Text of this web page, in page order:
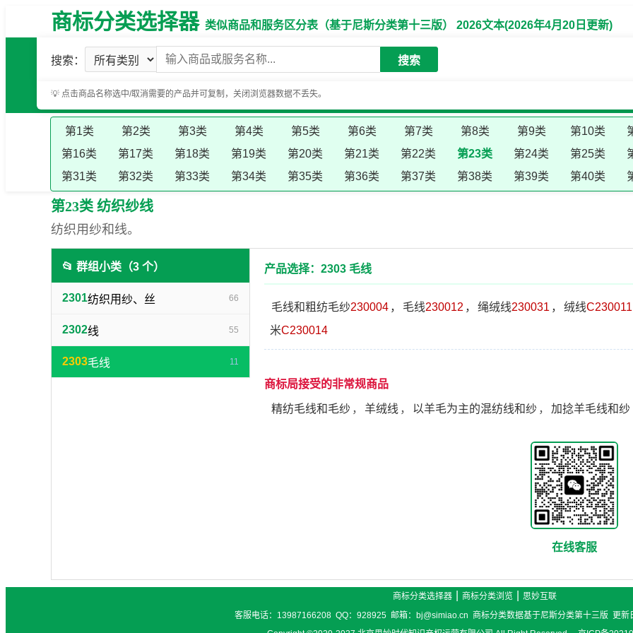
商标分类选择器类似商品和服务区分表（基于尼斯分类第十三版） 2026文本(2026年4月20日更新)
搜索： 搜索
💡 点击商品名称选中/取消需要的产品并可复制，关闭浏览器数据不丢失。
第1类 第2类 第3类 第4类 第5类 第6类 第7类 第8类 第9类 第10类
第16类
第17类 第18类 第19类 第20类 第21类 第22类 第23类 第24类 第25类
第31类
第32类 第33类 第34类 第35类 第36类 第37类 第38类 第39类 第40类
第23类 纺织纱线
纺织用纱和线。
📂 群组小类（3 个）
2301纺织用纱、丝 66
2302线 55
2303毛线 11
产品选择：2303 毛线
毛线和粗纺毛纱230004 ， 毛线230012 ， 绳绒线230031 ， 绒线C230011
米C230014
商标局接受的非常规商品
精纺毛线和毛纱 ， 羊绒线 ， 以羊毛为主的混纺线和纱 ， 加捻羊毛线和纱
在线客服
商标分类选择器 商标分类浏览
思妙互联
客服电话：13987166208 QQ：928925 邮箱：bj@simiao.cn 商标分类数据基于尼斯分类第十三版 更新